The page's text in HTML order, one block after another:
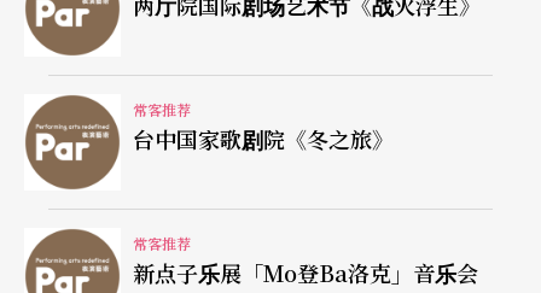
常客推荐
台中国家歌剧院《冬之旅》
常客推荐
新点子乐展「Mo登Ba洛克」音乐会